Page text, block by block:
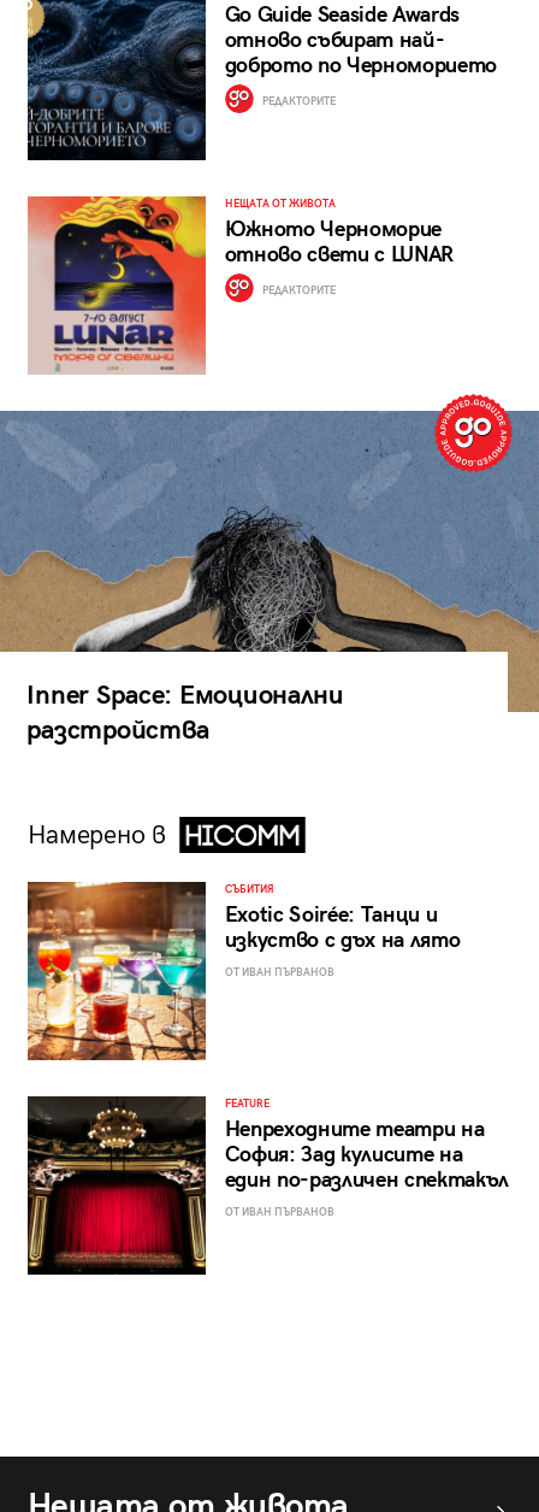
Go Guide Seaside Awards
отново събират най-
доброто по Черноморието
РЕДАКТОРИТЕ
НЕЩАТА ОТ ЖИВОТА
Южното Черноморие
отново свети с LUNAR
РЕДАКТОРИТЕ
Inner Space: Емоционални
разстройства
Намерено в
СЪБИТИЯ
Exotic Soirée: Танци и
изкуство с дъх на лято
ОТ ИВАН ПЪРВАНОВ
FEATURE
Непреходните театри на
София: Зад кулисите на
един по-различен спектакъл
ОТ ИВАН ПЪРВАНОВ